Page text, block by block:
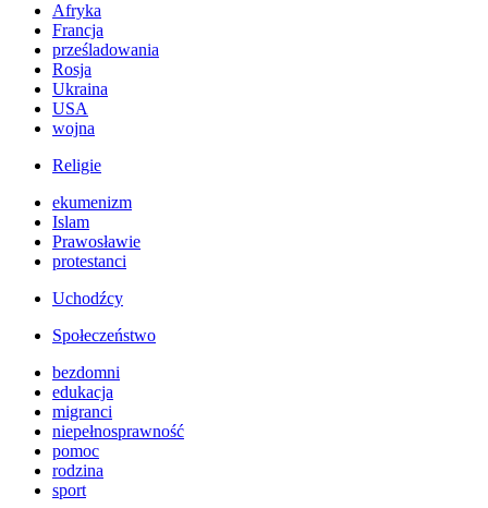
Afryka
Francja
prześladowania
Rosja
Ukraina
USA
wojna
Religie
ekumenizm
Islam
Prawosławie
protestanci
Uchodźcy
Społeczeństwo
bezdomni
edukacja
migranci
niepełnosprawność
pomoc
rodzina
sport